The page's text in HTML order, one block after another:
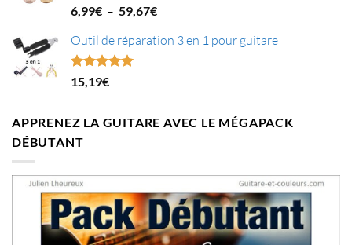
Note5.00
sur 5
6,99€ – 59,67€Plage
prix :
Outil de réparation 3 en 1 pour guitare
Note5.00
sur 5
15,19€
APPRENEZ LA GUITARE AVEC LE MÉGAPACK
DÉBUTANT